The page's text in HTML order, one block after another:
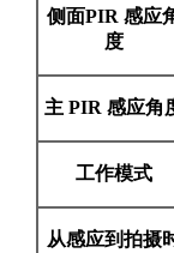
侧面PIR 感应
度
主 PIR 感应角
工作模式
从感应到拍摄